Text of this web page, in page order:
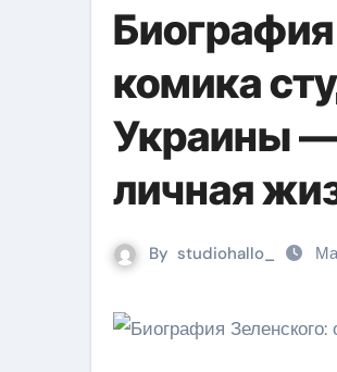
комика
Украины —
личная
By studiohallo_